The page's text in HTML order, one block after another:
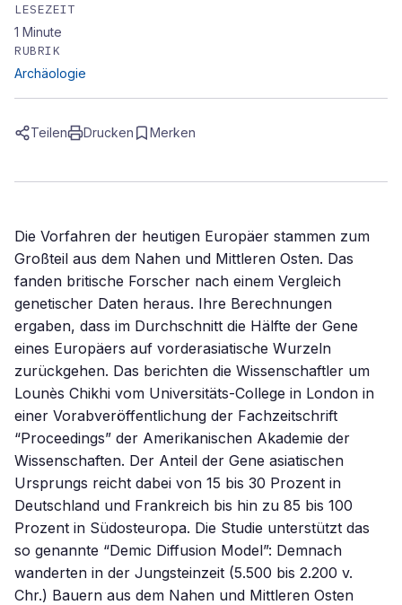
LESEZEIT
1 Minute
RUBRIK
Archäologie
Teilen Drucken Merken
Die Vorfahren der heutigen Europäer stammen zum
Großteil aus dem Nahen und Mittleren Osten. Das
fanden britische Forscher nach einem Vergleich
genetischer Daten heraus. Ihre Berechnungen
ergaben, dass im Durchschnitt die Hälfte der Gene
eines Europäers auf vorderasiatische Wurzeln
zurückgehen. Das berichten die Wissenschaftler um
Lounès Chikhi vom Universitäts-College in London in
einer Vorabveröffentlichung der Fachzeitschrift
“Proceedings” der Amerikanischen Akademie der
Wissenschaften. Der Anteil der Gene asiatischen
Ursprungs reicht dabei von 15 bis 30 Prozent in
Deutschland und Frankreich bis hin zu 85 bis 100
Prozent in Südosteuropa. Die Studie unterstützt das
so genannte “Demic Diffusion Model”: Demnach
wanderten in der Jungsteinzeit (5.500 bis 2.200 v.
Chr.) Bauern aus dem Nahen und Mittleren Osten